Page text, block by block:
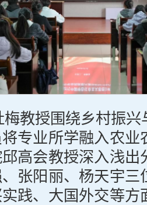
教授围绕乡村振
专业所学融入农业
高会教授深入浅出
张阳丽、杨天宇三
践、大国外交等方